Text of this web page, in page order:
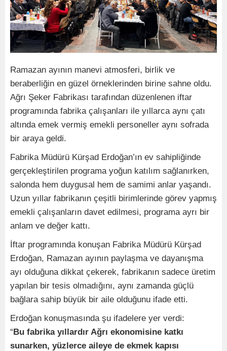
Ramazan ayının manevi atmosferi, birlik ve
beraberliğin en güzel örneklerinden birine sahne oldu.
Ağrı Şeker Fabrikası tarafından düzenlenen iftar
programında fabrika çalışanları ile yıllarca aynı çatı
altında emek vermiş emekli personeller aynı sofrada
bir araya geldi.
Fabrika Müdürü Kürşad Erdoğan’ın ev sahipliğinde
gerçekleştirilen programa yoğun katılım sağlanırken,
salonda hem duygusal hem de samimi anlar yaşandı.
Uzun yıllar fabrikanın çeşitli birimlerinde görev yapmış
emekli çalışanların davet edilmesi, programa ayrı bir
anlam ve değer kattı.
İftar programında konuşan Fabrika Müdürü Kürşad
Erdoğan, Ramazan ayının paylaşma ve dayanışma
ayı olduğuna dikkat çekerek, fabrikanın sadece üretim
yapılan bir tesis olmadığını, aynı zamanda güçlü
bağlara sahip büyük bir aile olduğunu ifade etti.
Erdoğan konuşmasında şu ifadelere yer verdi:
“Bu fabrika yıllardır Ağrı ekonomisine katkı
sunarken, yüzlerce aileye de ekmek kapısı